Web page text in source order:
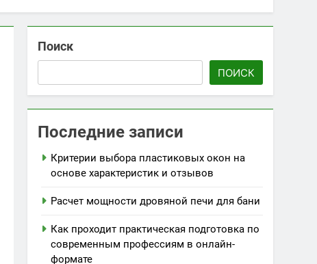
Поиск
ПОИСК
Последние записи
Критерии выбора пластиковых окон на
основе характеристик и отзывов
Расчет мощности дровяной печи для бани
Как проходит практическая подготовка по
современным профессиям в онлайн-
формате